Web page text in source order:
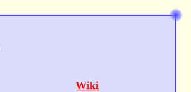
Wiki